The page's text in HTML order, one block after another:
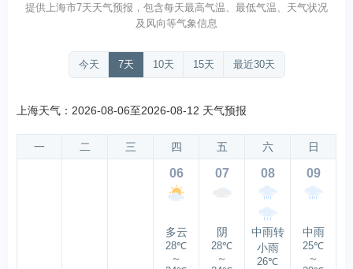
提供上海市7天天气预报，包含每天最高气温、最低气温、天气状况
及风向等气象信息
今天 7天 10天 15天 最近30天
上海天气：2026-08-06至2026-08-12 天气预报
一 二 三 四 五 六 日
06
多云
28℃
～
07
阴
28℃
～
08
中雨转
小雨
26℃
09
中雨
25℃
～